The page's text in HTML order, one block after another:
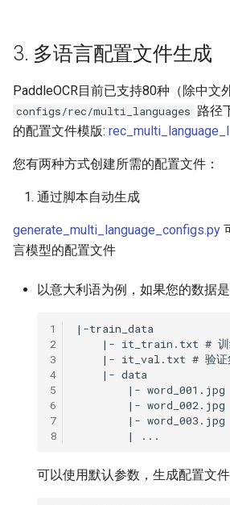
3. 多语言配置文件生成
PaddleOCR目前已支持80种（除中文
configs/rec/multi_languages 路径
的配置文件模版:
您有两种方式创建所需的配置文件：
通过脚本自动生成
generate_multi_language_configs.py
言模型的配置文件
以意大利语为例，如果您的数据
1
2
3
4
5
6
7
8
可以使用默认参数，生成配置文件